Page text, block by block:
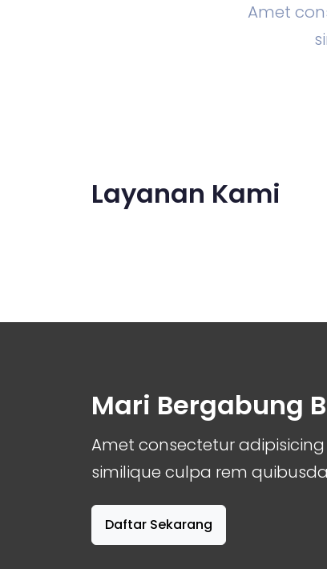
Amet
Layanan Kami
Mari Bergabung
Amet consectetur
similique culpa rem
Daftar Sekarang